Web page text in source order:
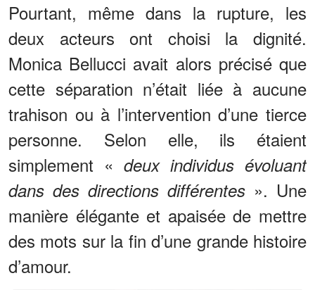
Pourtant, même dans la rupture, les
deux acteurs ont choisi la dignité.
Monica Bellucci avait alors précisé que
cette séparation n’était liée à aucune
trahison ou à l’intervention d’une tierce
personne. Selon elle, ils étaient
simplement « deux individus évoluant
dans des directions différentes ». Une
manière élégante et apaisée de mettre
des mots sur la fin d’une grande histoire
d’amour.